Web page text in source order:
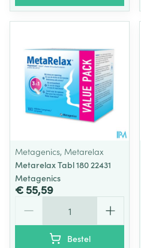
Metagenics, Metarelax
Metarelax Tabl 180 22431
Metagenics
€ 55,59
Bestel